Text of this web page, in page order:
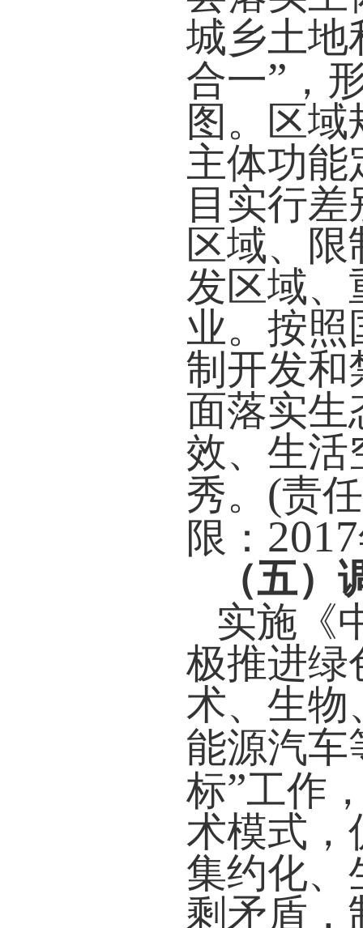
城乡土地
合一” ，
图。区
主体功能
目实行
区域、
发区域、
业。按照
制开发和
面落实
效、生活
秀。 (责
限： 2017
（五
实施《
极推进绿
术、生物
能源汽车
标”工作
术模式，
集约化、
剩矛盾，